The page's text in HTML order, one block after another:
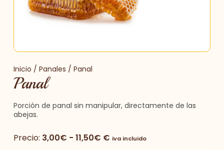
Inicio / Panales / Panal
Panal
Porción de panal sin manipular, directamente de las
abejas.
Precio: 3,00€ - 11,50€ € iva incluido